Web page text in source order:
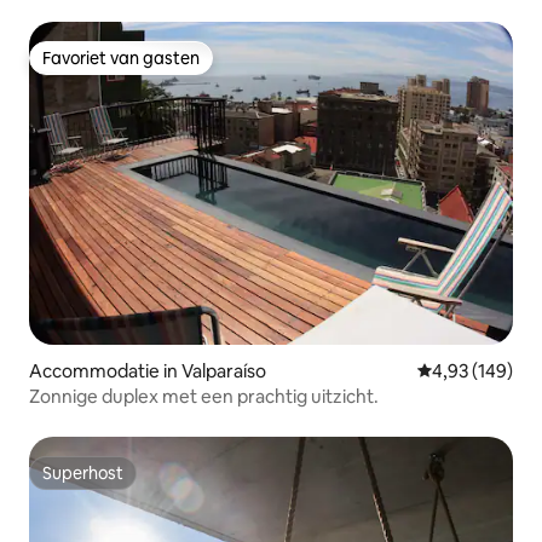
Favoriet van gasten
Favoriet van gasten
Accommodatie in Valparaíso Gemiddelde
4,93 (149)
Zonnige duplex met een prachtig uitzicht.
Superhost
Superhost